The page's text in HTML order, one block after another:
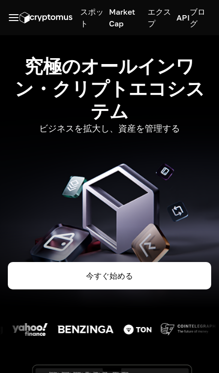
スポッ
ト
Market
Cap
エクス
プ
API
ブロ
グ
究極のオールインワ
ン・クリプトエコシス
テム
ビジネスを拡大し、資産を管理する
今すぐ始める